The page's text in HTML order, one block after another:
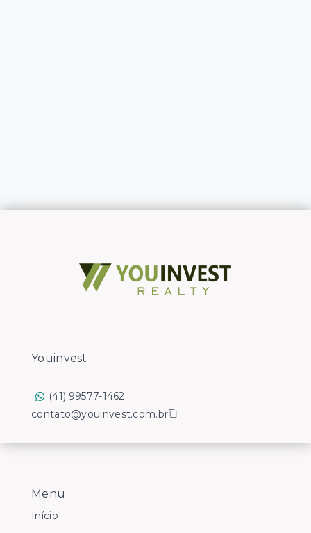
Menu
Início
Youinvest
(41) 99577-1462
contato@youinvest.com.br